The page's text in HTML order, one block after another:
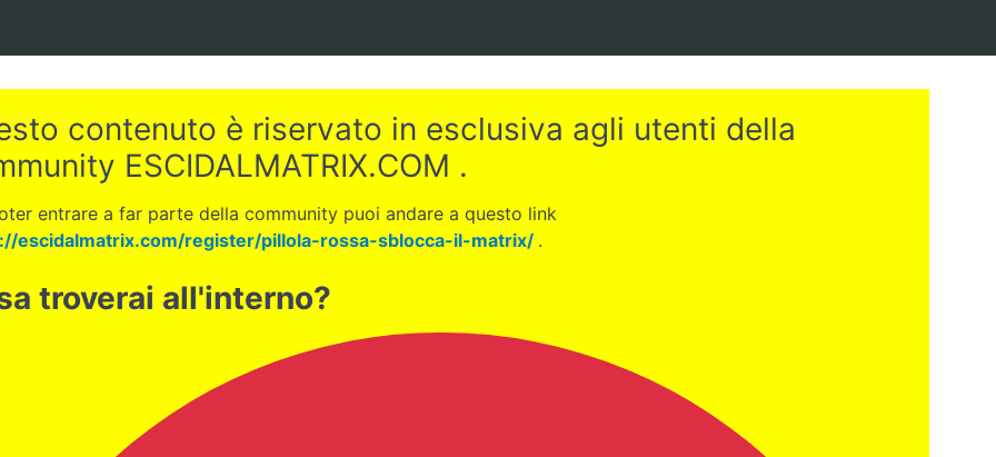
contenuto è riservato in esclusiva agli utenti della
ESCIDALMATRIX.COM .
entrare a far parte della community puoi andare a questo link
escidalmatrix.com/register/pillola-rossa-sblocca-il-matrix/ .
troverai all'interno?